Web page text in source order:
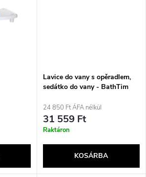
Lavice do vany s opěradlem,
sedátko do vany - BathTim
24 850 Ft ÁFA nélkül
31 559 Ft
Raktáron
KOSÁRBA